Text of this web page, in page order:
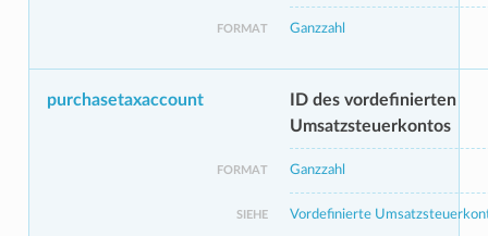
FORMAT Ganzzahl
purchasetaxaccount
ID des vordefinierten
Umsatzsteuerkontos
FORMAT Ganzzahl
SIEHE Vordefinierte